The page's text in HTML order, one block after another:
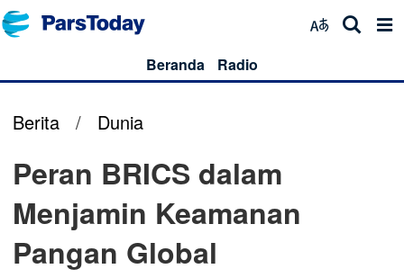
Beranda Radio
Berita / Dunia
Peran BRICS dalam
Menjamin Keamanan
Pangan Global